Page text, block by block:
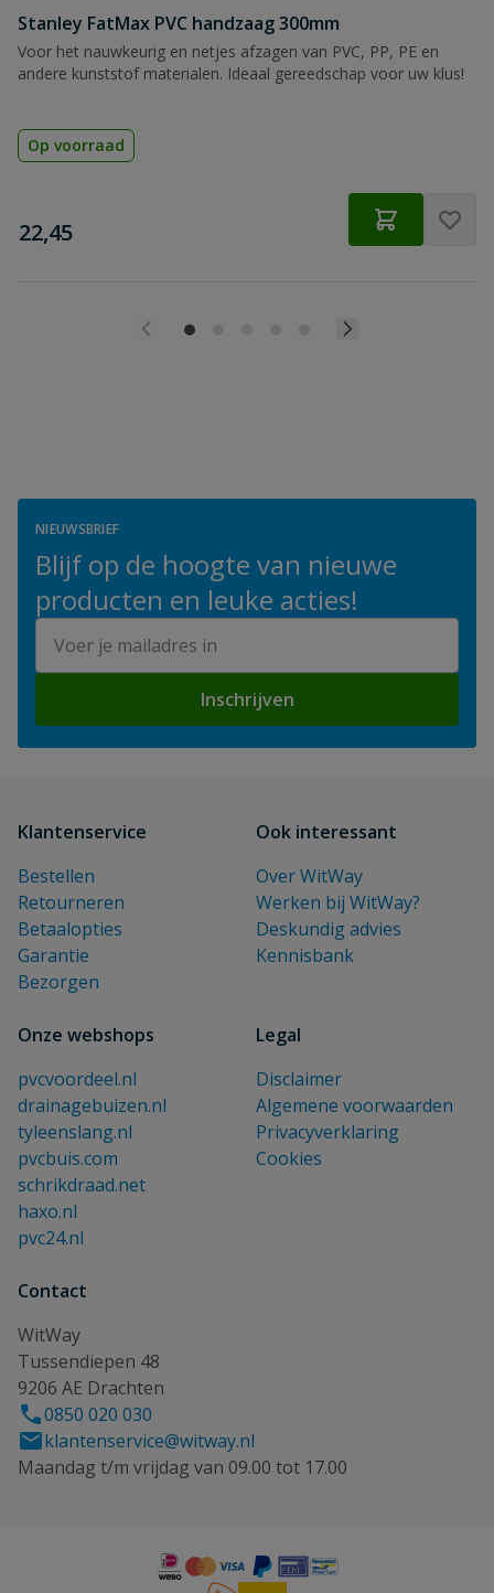
Stanley FatMax PVC handzaag 300mm
Voor het nauwkeurig en netjes afzagen van PVC, PP, PE en
andere kunststof materialen. Ideaal gereedschap voor uw klus!
Op voorraad
€
22,45
NIEUWSBRIEF
Blijf op de hoogte van nieuwe
producten en leuke acties!
Inschrijven
Klantenservice
Bestellen
Retourneren
Betaalopties
Garantie
Bezorgen
Ook interessant
Over WitWay
Werken bij WitWay?
Deskundig advies
Kennisbank
Onze webshops
pvcvoordeel.nl
drainagebuizen.nl
tyleenslang.nl
pvcbuis.com
schrikdraad.net
haxo.nl
pvc24.nl
Legal
Disclaimer
Algemene voorwaarden
Privacyverklaring
Cookies
Contact
WitWay
Tussendiepen 48
9206 AE Drachten
0850 020 030
klantenservice@witway.nl
Maandag t/m vrijdag van 09.00 tot 17.00